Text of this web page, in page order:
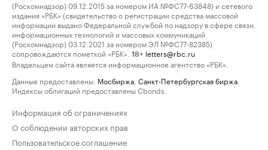
(Роскомнадзор) 09.12.2015 за номером ИА №ФС77-63848) и сетевого
издания «РБК» (свидетельство о регистрации средства массовой
информации выдано Федеральной службой по надзору в сфере связи,
информационных технологий и массовых коммуникаций
(Роскомнадзор) 03.12.2021 за номером ЭЛ №ФС77-82385)
сопровождаются пометкой «РБК».
18+ letters@rbc.ru
Владельцем сайта является информационное агентство «РБК».
Данные предоставлены: Мосбиржа Санкт-Петербургская биржа
Индексы облигаций предоставлены Cbonds.
Информация об ограничениях
О соблюдении авторских прав
Пользовательское соглашение